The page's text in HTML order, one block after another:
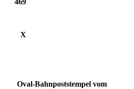
469
X
Bahnpoststempel vom